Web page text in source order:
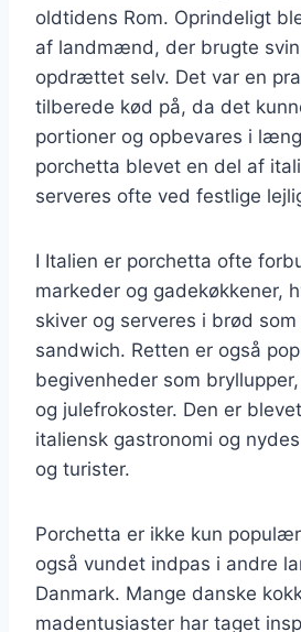
oldtidens Rom. Oprindeligt
af landmænd, der brugte
opdrættet selv. Det var en
tilberede kød på, da det
portioner og opbevares i
porchetta blevet en del af
serveres ofte ved festlige
I Italien er porchetta ofte
markeder og gadekøkkener,
skiver og serveres i brød
sandwich. Retten er også
begivenheder som
og julefrokoster. Den er
italiensk gastronomi og
og turister.
Porchetta er ikke kun
også vundet indpas i andre
Danmark. Mange danske
madentusiaster har taget